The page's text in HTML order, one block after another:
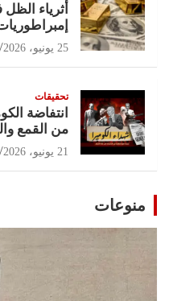
أثرياء
25 يونيو، 2026
تحقيقات
من القمع
21 يونيو، 2026
منوعات